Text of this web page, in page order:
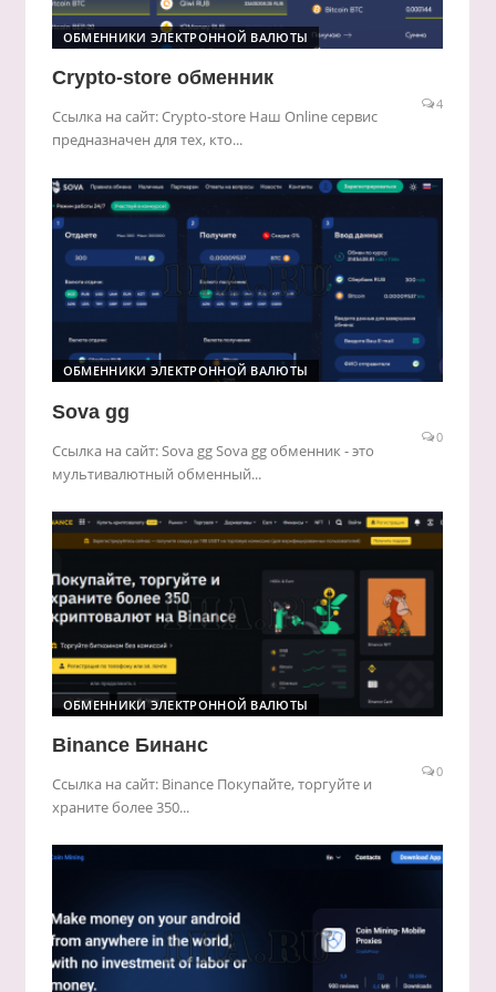
ОБМЕННИКИ ЭЛЕКТРОННОЙ ВАЛЮТЫ
Crypto-store обменник
4
Ссылка на сайт: Crypto-store Наш Online сервис
предназначен для тех, кто...
ОБМЕННИКИ ЭЛЕКТРОННОЙ ВАЛЮТЫ
Sova gg
0
Ссылка на сайт: Sova gg Sova gg обменник - это
мультивалютный обменный...
ОБМЕННИКИ ЭЛЕКТРОННОЙ ВАЛЮТЫ
Binance Бинанс
0
Ссылка на сайт: Binance Покупайте, торгуйте и
храните более 350...